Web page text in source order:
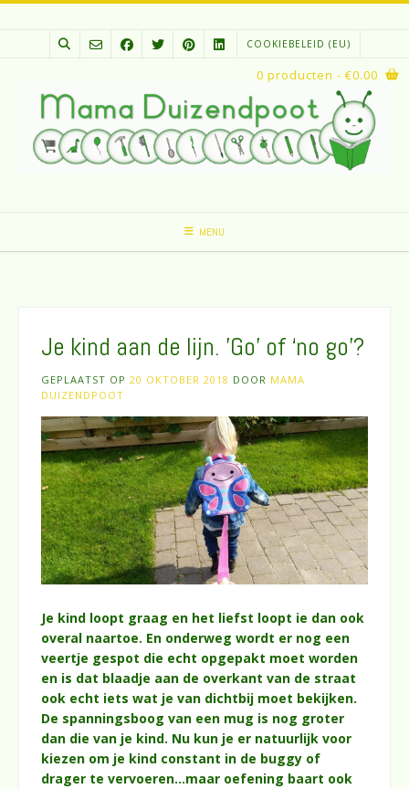
Spring
COOKIEBELEID (EU)
MENU
0 producten - €0.00
Je kind aan de lijn. ’Go’ of ‘no go’?
GEPLAATST OP 20 OKTOBER 2018 DOOR MAMA
DUIZENDPOOT
Je kind loopt graag en het liefst loopt ie dan ook
overal naartoe. En onderweg wordt er nog een
veertje gespot die echt opgepakt moet worden
en is dat blaadje aan de overkant van de straat
ook echt iets wat je van dichtbij moet bekijken.
De spanningsboog van een mug is nog groter
dan die van je kind. Nu kun je er natuurlijk voor
kiezen om je kind constant in de buggy of
drager te vervoeren…maar oefening baart ook